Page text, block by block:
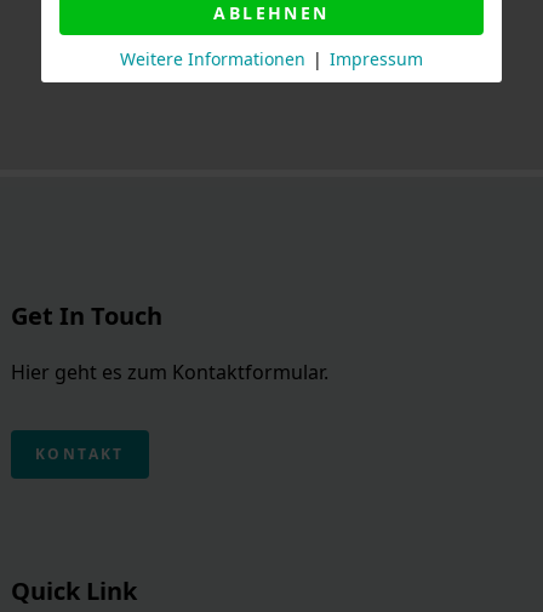
Get In Touch
Hier geht es zum Kontaktformular.
KONTAKT
Quick Link
ABLEHNEN
Weitere Informationen | Impressum